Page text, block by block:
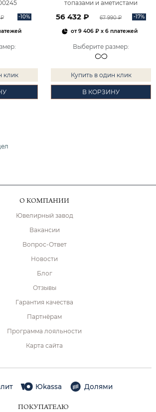
-10%
:
клик
топазами и аметистами
56 432 ₽ 67 990 ₽ -17%
от9 406 ₽x 6 платежей
Выберите размер:
Купить в один клик
В КОРЗИНУ
О КОМПАНИИ
Ювелирный завод
Вакансии
Вопрос-Ответ
Новости
Блог
Отзывы
Гарантия качества
Партнёрам
Программа лояльности
Карта сайта
Юkassa Долями
ПОКУПАТЕЛЮ